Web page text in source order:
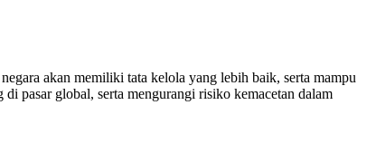
akan memiliki tata kelola yang lebih baik, serta mampu
pasar global, serta mengurangi risiko kemacetan dalam